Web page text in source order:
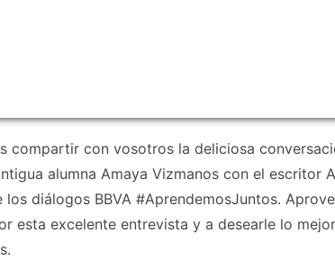
compartir con vosotros la deliciosa
alumna Amaya Vizmanos con el escritor
los diálogos BBVA #AprendemosJuntos.
esta excelente entrevista y a desearle lo